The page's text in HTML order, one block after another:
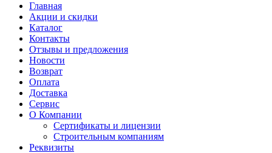
Главная
Акции и скидки
Каталог
Контакты
Отзывы и предложения
Новости
Возврат
Оплата
Доставка
Сервис
О Компании
Сертификаты и лицензии
Строительным компаниям
Реквизиты